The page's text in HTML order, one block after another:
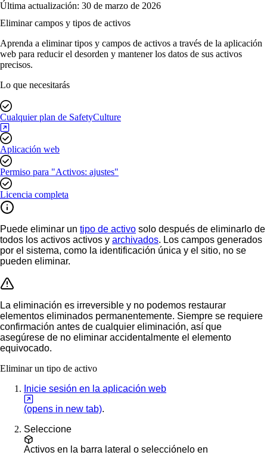
Última actualización: 30 de marzo de 2026
Eliminar campos y tipos de activos
Aprenda a eliminar tipos y campos de activos a través de la aplicación
web para reducir el desorden y mantener los datos de sus activos
precisos.
Lo que necesitarás
Cualquier plan de SafetyCulture
Aplicación web
Permiso para "Activos: ajustes"
Licencia completa
Puede eliminar un tipo de activo solo después de eliminarlo de
todos los activos activos y archivados. Los campos generados
por el sistema, como la identificación única y el sitio, no se
pueden eliminar.
La eliminación es irreversible y no podemos restaurar
elementos eliminados permanentemente. Siempre se requiere
confirmación antes de cualquier eliminación, así que
asegúrese de no eliminar accidentalmente el elemento
equivocado.
Eliminar un tipo de activo
Inicie sesión en la aplicación web
(opens in new tab).
Seleccione
Activos en la barra lateral o selecciónelo en